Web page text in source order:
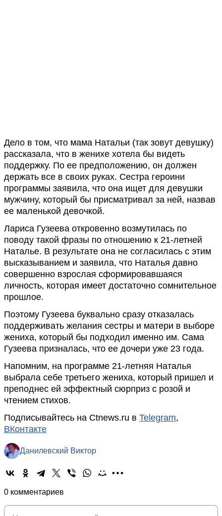
Дело в том, что мама Натальи (так зовут девушку)
рассказала, что в женихе хотела бы видеть
поддержку. По ее предположению, он должен
держать все в своих руках. Сестра героини
программы заявила, что она ищет для девушки
мужчину, который бы присматривал за ней, назвав
ее маленькой девочкой.
Лариса Гузеева откровенно возмутилась по
поводу такой фразы по отношению к 21-летней
Наталье. В результате она не согласилась с этим
высказыванием и заявила, что Наталья давно
совершенно взрослая сформировавшаяся
личность, которая имеет достаточно сомнительное
прошлое.
Поэтому Гузеева буквально сразу отказалась
поддерживать желания сестры и матери в выборе
жениха, который бы подходил именно им. Сама
Гузеева призналась, что ее дочери уже 23 года.
Напомним, на программе 21-летняя Наталья
выбрала себе третьего жениха, который пришел и
преподнес ей эффектный сюрприз с розой и
чтением стихов.
Подписывайтесь на Ctnews.ru в Telegram,
ВКонтакте
Данилевский Виктор
0 комментариев